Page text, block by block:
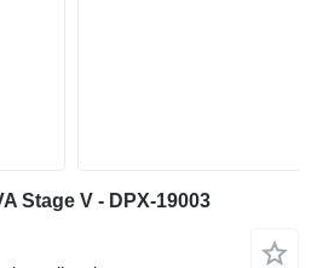
Stage V - DPX-19003